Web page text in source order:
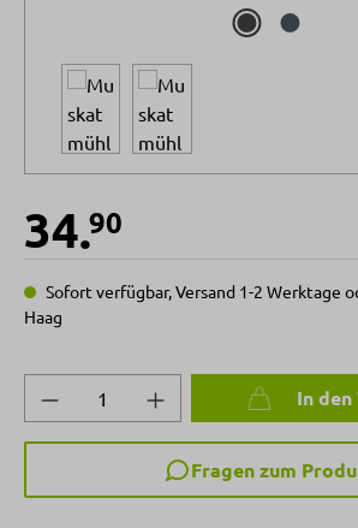
34.90
Sofort verfügbar, Versand 1-2 Werktage
Haag
Produkt Anzahl: Gib den
In
Fragen zum